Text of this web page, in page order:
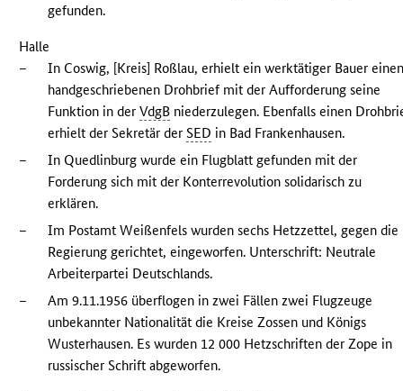
gefunden.
Halle
–
In Coswig, [Kreis] Roßlau, erhielt ein werktätiger Bauer
handgeschriebenen Drohbrief mit der Aufforderung seine
Funktion in derVdgB niederzulegen. Ebenfalls einen
erhielt der Sekretär derSED in Bad Frankenhausen.
–
In Quedlinburg wurde ein Flugblatt gefunden mit der
Forderung sich mit der Konterrevolution solidarisch zu
erklären.
–
Im Postamt Weißenfels wurden sechs Hetzzettel, gegen die
Regierung gerichtet, eingeworfen. Unterschrift: Neutrale
Arbeiterpartei Deutschlands.
–
Am 9.11.1956 überflogen in zwei Fällen zwei Flugzeuge
unbekannter Nationalität die Kreise Zossen und Königs
Wusterhausen. Es wurden 12 000 Hetzschriften der Zope in
russischer Schrift abgeworfen.